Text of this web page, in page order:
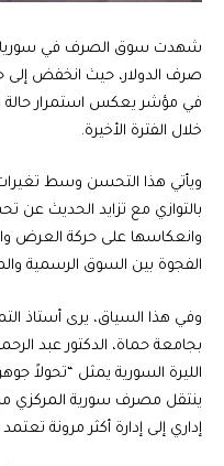
شهدت سوق الصرف في سوريا
في مؤشر يعكس استمرار حالة
خلال الفترة الأخيرة.
ويأتي هذا التحسن وسط
بالتوازي مع تزايد الحديث عن
وانعكاسها على حركة العرض
الفجوة بين السوق الرسمية
وفي هذا السياق، يرى أستاذ
بجامعة حماة، الدكتور عبد
الليرة السورية يمثل “تحولاً
ينتقل مصرف سورية
إداري إلى إدارة أكثر مرونة